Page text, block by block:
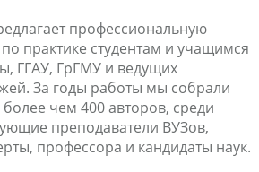
профессиональную
практике студентам и учащимся
ГГАУ, ГрГМУ и ведущих
За годы работы мы собрали
более чем 400 авторов, среди
преподаватели ВУЗов,
профессора и кандидаты наук.